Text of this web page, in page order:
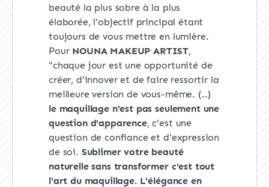
beauté la plus sobre à la plus
élaborée, l'objectif principal étant
toujours de vous mettre en lumière.
Pour NOUNA MAKEUP ARTIST,
"chaque jour est une opportunité de
créer, d'innover et de faire ressortir la
meilleure version de vous-même. (..)
le maquillage n'est pas seulement une
question d'apparence, c'est une
question de confiance et d'expression
de soi. Sublimer votre beauté
naturelle sans transformer c'est tout
l'art du maquillage. L'élégance en